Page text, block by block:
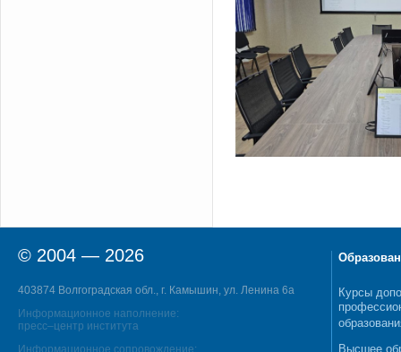
© 2004 — 2026
403874 Волгоградская обл., г. Камышин, ул. Ленина 6а
Информационное наполнение:
пресс–центр института
Информационное сопровождение:
Курсы
Высшее